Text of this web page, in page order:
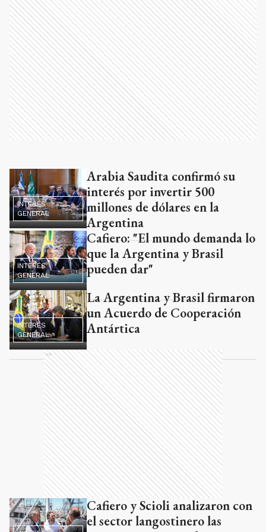
INTERÉS
GENERAL
Arabia Saudita confirmó su
interés por invertir 500
millones de dólares en la
Argentina
INTERÉS
GENERAL
Cafiero: "El mundo demanda lo
que la Argentina y Brasil
pueden dar"
INTERÉS
GENERAL
La Argentina y Brasil firmaron
un Acuerdo de Cooperación
Antártica
Ads
Cafiero y Scioli analizaron con
el sector langostinero las